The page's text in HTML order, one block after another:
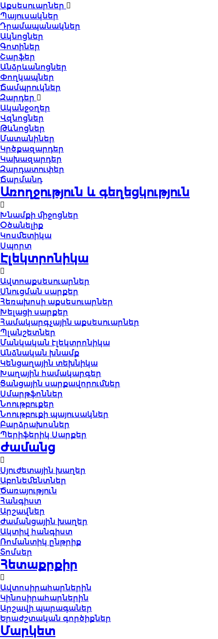
Աքսեսուարներ
Պայուսակներ
Դրամապանակներ
Ակնոցներ
Գոտիներ
Շարֆեր
Անձրևանոցներ
Փողկապներ
Ճամպրուկներ
Զարդեր
Ականջօղեր
Վզնոցներ
Թևնոցներ
Մատանիներ
Կրծքազարդեր
Կախազարդեր
Զարդատուփեր
Ճարմանդ
Առողջություն և գեղեցկություն
Խնամքի միջոցներ
Օծանելիք
Կոսմետիկա
Սպորտ
Էլեկտրոնիկա
Ավտոաքսեսուարներ
Սնուցման սարքեր
Հեռախոսի աքսեսուարներ
Խելացի սարքեր
Համակարգչային աքսեսուարներ
Պլանշետներ
Մանկական էլեկտրոնիկա
Անձնական խնամք
Կենցաղային տեխնիկա
Խաղային համակարգեր
Ցանցային սարքավորումներ
Սմարթֆոններ
Նոութբուքեր
Նոութբուքի պայուսակներ
Բարձրախոսներ
Պերիֆերիկ Սարքեր
Ժամանց
Սյուժետային խաղեր
Աբոնեմենտներ
Ծառայություն
Հանգիստ
Արշավներ
Ժամանցային խաղեր
Ակտիվ հանգիստ
Ռոմանտիկ ընթրիք
Տոմսեր
Հետաքրքիր
Ավտոսիրահարներին
Կինոսիրահարներին
Արշավի պարագաներ
Երաժշտական գործիքներ
Մարկետ